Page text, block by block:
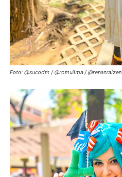
Foto: @sucodm / @romulima / @renanraizen